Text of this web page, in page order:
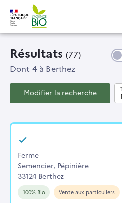
Résultats (77)
Dont 4 à Berthez
Modifier la recherche
Ferme
Semencier, Pépinière
33124 Berthez
100% Bio Vente aux particuliers